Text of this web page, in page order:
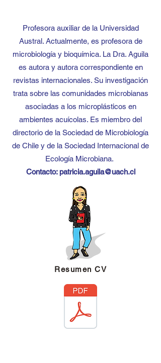
Profesora auxiliar de la Universidad
Austral. Actualmente, es profesora de
microbiología y bioquímica. La Dra. Aguila
es autora y autora correspondiente en
revistas internacionales. Su investigación
trata sobre las comunidades microbianas
asociadas a los microplásticos en
ambientes acuícolas. Es miembro del
directorio de la Sociedad de Microbiología
de Chile y de la Sociedad Internacional de
Ecología Microbiana.
Contacto:patricia.aguila@uach.cl
Resumen CV